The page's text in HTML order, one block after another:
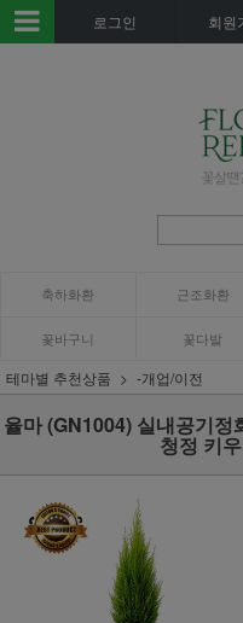
로그인 회원
축하화환 근조화환
꽃바구니 꽃다발
테마별 추천상품 -개업/이전
율마 (GN1004) 실내공기
청정 키